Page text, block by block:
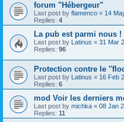
forum "Hébergeur"
Last post by flamenco « 14
Replies: 4
La pub est parmi nous !
Last post by Latinus « 31 Mar
Replies: 96
Protection contre le
Last post by Latinus « 16 Feb
Replies: 6
mod Voir les derniers
Last post by michka « 08 Jan
Replies: 11